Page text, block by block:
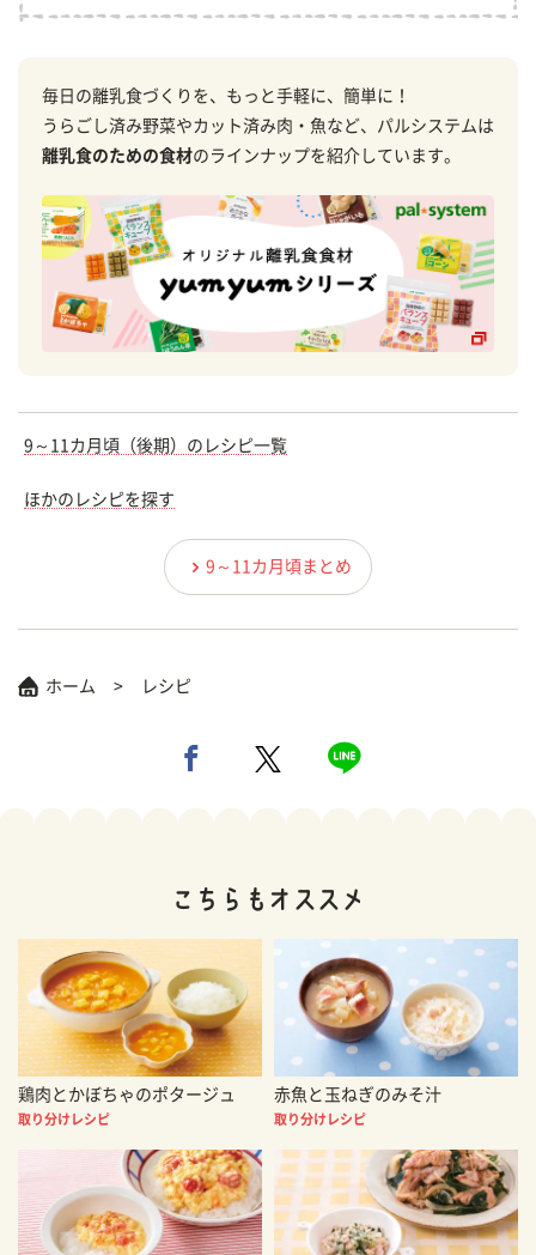
毎日の離乳食づくりを、もっと手軽に、簡単に！
うらごし済み野菜やカット済み肉・魚など、パルシステムは
離乳食のための食材のラインナップを紹介しています。
9～11カ月頃（後期）のレシピ一覧
ほかのレシピを探す
9～11カ月頃まとめ
ホーム レシピ
鶏肉とかぼちゃのポタージュ
取り分けレシピ
赤魚と玉ねぎのみそ汁
取り分けレシピ